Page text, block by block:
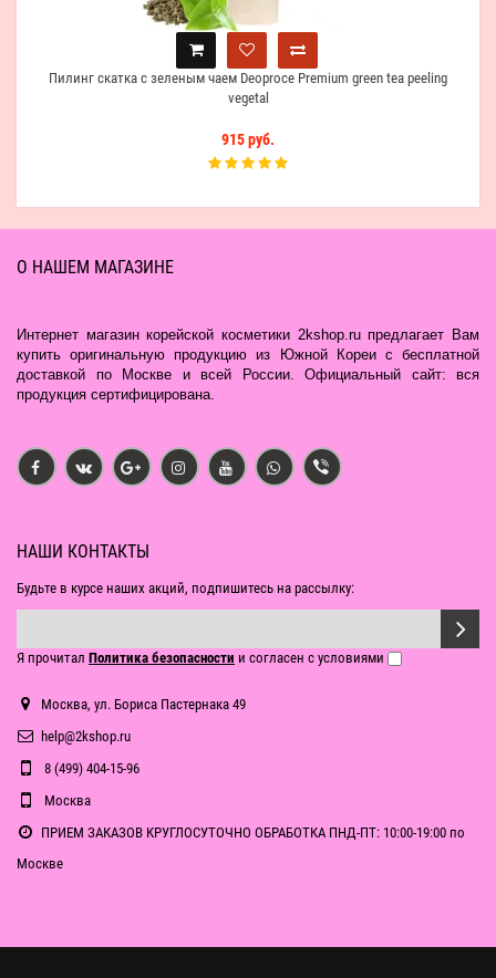
Пилинг скатка c зеленым чаем Deoproce Premium green tea peeling
vegetal
915 руб.
О НАШЕМ МАГАЗИНЕ
Интернет магазин корейской косметики 2kshop.ru предлагает Вам
купить оригинальную продукцию из Южной Кореи с бесплатной
доставкой по Москве и всей России. Официальный сайт: вся
продукция сертифицирована.
НАШИ КОНТАКТЫ
Будьте в курсе наших акций, подпишитесь на рассылку:
Я прочитал Политика безопасности и согласен с условиями
Москва, ул. Бориса Пастернака 49
help@2kshop.ru
8 (499) 404-15-96
Москва
ПРИЕМ ЗАКАЗОВ КРУГЛОСУТОЧНО ОБРАБОТКА ПНД-ПТ: 10:00-19:00 по
Москве